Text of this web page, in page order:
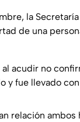
la
de una
acudir no
y fue llevado
relación ambos